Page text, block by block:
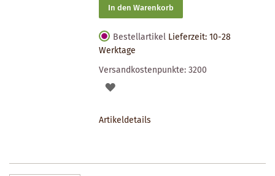
In den Warenkorb
Bestellartikel Lieferzeit: 10-28
Werktage
Versandkostenpunkte:3200
AUF
Artikeldetails